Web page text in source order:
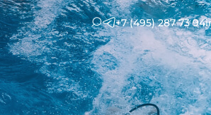
+7 (495) 287 73 94